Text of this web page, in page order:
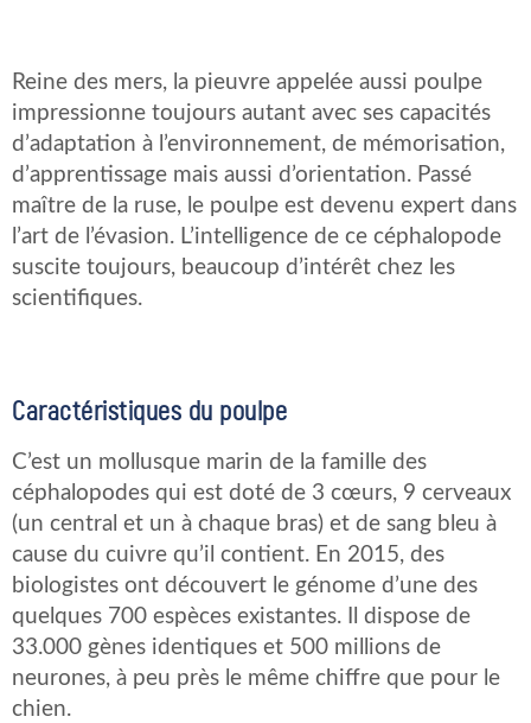
Reine des mers, la pieuvre appelée aussi poulpe
impressionne toujours autant avec ses capacités
d’adaptation à l’environnement, de mémorisation,
d’apprentissage mais aussi d’orientation. Passé
maître de la ruse, le poulpe est devenu expert dans
l’art de l’évasion. L’intelligence de ce céphalopode
suscite toujours, beaucoup d’intérêt chez les
scientifiques.
Caractéristiques du poulpe
C’est un mollusque marin de la famille des
céphalopodes qui est doté de 3 cœurs, 9 cerveaux
(un central et un à chaque bras) et de sang bleu à
cause du cuivre qu’il contient. En 2015, des
biologistes ont découvert le génome d’une des
quelques 700 espèces existantes. Il dispose de
33.000 gènes identiques et 500 millions de
neurones, à peu près le même chiffre que pour le
chien.